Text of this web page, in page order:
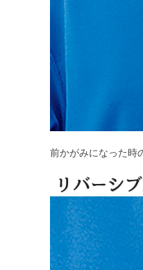
前かがみになった時